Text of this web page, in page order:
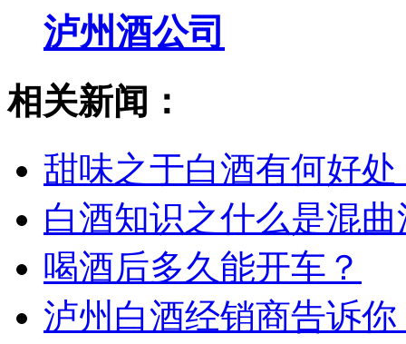
泸州酒公司
相关新闻：
甜味之于白酒有何好处
白酒知识之什么是混
喝酒后多久能开车？
泸州白酒经销商告诉